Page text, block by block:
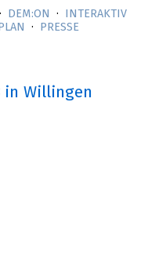
DEM:ON
INTERAKTIV
PRESSE
in Willingen